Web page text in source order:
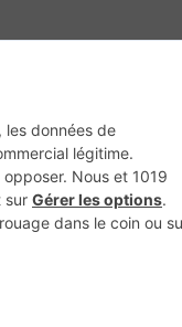
Escapade Maisons A Vivre